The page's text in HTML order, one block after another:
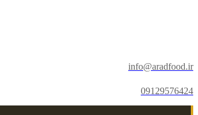
info@aradfood.ir
09129576424